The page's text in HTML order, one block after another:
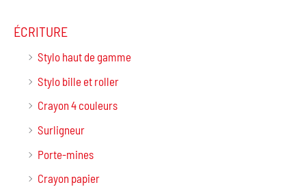
ÉCRITURE
Stylo haut de gamme
Stylo bille et roller
Crayon 4 couleurs
Surligneur
Porte-mines
Crayon papier